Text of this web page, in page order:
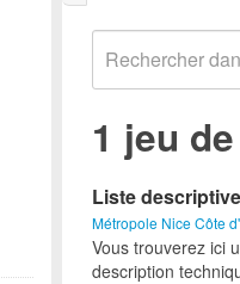
1 jeu
Liste
Métropole Nice Côte
Vous trouverez ici
description